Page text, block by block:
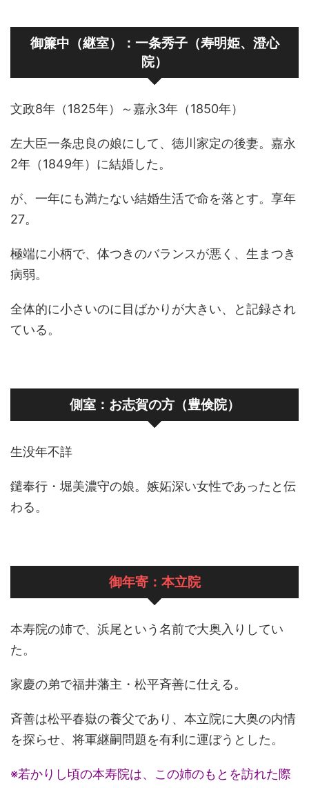
御簾中（継室）：一条秀子（寿明姫、澄心
院）
文政8年（1825年）～嘉永3年（1850年）
左大臣一条忠良の娘にして、徳川家定の後妻。嘉永
2年（1849年）に結婚した。
が、一年にも満たない結婚生活で命を落とす。享年
27。
極端に小柄で、体つきのバランスが悪く、生まつき
病弱。
全体的に小さいのに目ばかりが大きい、と記録され
ている。
側室：お志賀の方（豊倹院）
生没年不詳
鑓奉行・堀美濃守の娘。嫉妬深い女性であったと伝
わる。
御年寄：本立院
本寿院の姉で、浜尾という名前で大奥入りしてい
た。
家慶の弟で福井藩主・松平斉善に仕える。
斉善は松平春嶽の養父であり、本立院に大奥の内情
を探らせ、将軍継嗣問題を有利に運ぼうとした。
※若かりし頃の本寿院は、この姉のもとを訪れた際